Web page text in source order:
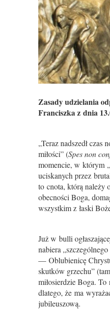
Zasady udzielania
Franciszka z dnia
„Teraz nadszedł
miłości” (Spes non
momencie, w którym
uciskanych przez
to cnota, którą należy
obecności Boga,
wszystkim z łaski
Już w bulli
nabiera
— Oblubienicę
skutków grzechu”
miłosierdzie Boga.
dlatego, że ma
jubileuszową.